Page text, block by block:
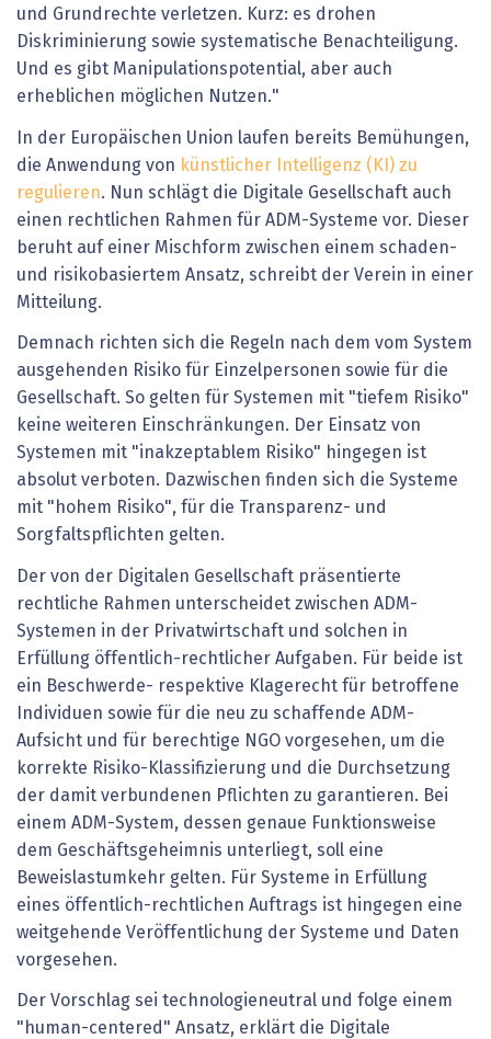
und Grundrechte verletzen. Kurz: es drohen
Diskriminierung sowie systematische Benachteiligung.
Und es gibt Manipulationspotential, aber auch
erheblichen möglichen Nutzen."
In der Europäischen Union laufen bereits Bemühungen,
die Anwendung von künstlicher Intelligenz (KI) zu
regulieren. Nun schlägt die Digitale Gesellschaft auch
einen rechtlichen Rahmen für ADM-Systeme vor. Dieser
beruht auf einer Mischform zwischen einem schaden-
und risikobasiertem Ansatz, schreibt der Verein in einer
Mitteilung.
Demnach richten sich die Regeln nach dem vom System
ausgehenden Risiko für Einzelpersonen sowie für die
Gesellschaft. So gelten für Systemen mit "tiefem Risiko"
keine weiteren Einschränkungen. Der Einsatz von
Systemen mit "inakzeptablem Risiko" hingegen ist
absolut verboten. Dazwischen finden sich die Systeme
mit "hohem Risiko", für die Transparenz- und
Sorgfaltspflichten gelten.
Der von der Digitalen Gesellschaft präsentierte
rechtliche Rahmen unterscheidet zwischen ADM-
Systemen in der Privatwirtschaft und solchen in
Erfüllung öffentlich-rechtlicher Aufgaben. Für beide ist
ein Beschwerde- respektive Klagerecht für betroffene
Individuen sowie für die neu zu schaffende ADM-
Aufsicht und für berechtige NGO vorgesehen, um die
korrekte Risiko-Klassifizierung und die Durchsetzung
der damit verbundenen Pflichten zu garantieren. Bei
einem ADM-System, dessen genaue Funktionsweise
dem Geschäftsgeheimnis unterliegt, soll eine
Beweislastumkehr gelten. Für Systeme in Erfüllung
eines öffentlich-rechtlichen Auftrags ist hingegen eine
weitgehende Veröffentlichung der Systeme und Daten
vorgesehen.
Der Vorschlag sei technologieneutral und folge einem
"human-centered" Ansatz, erklärt die Digitale